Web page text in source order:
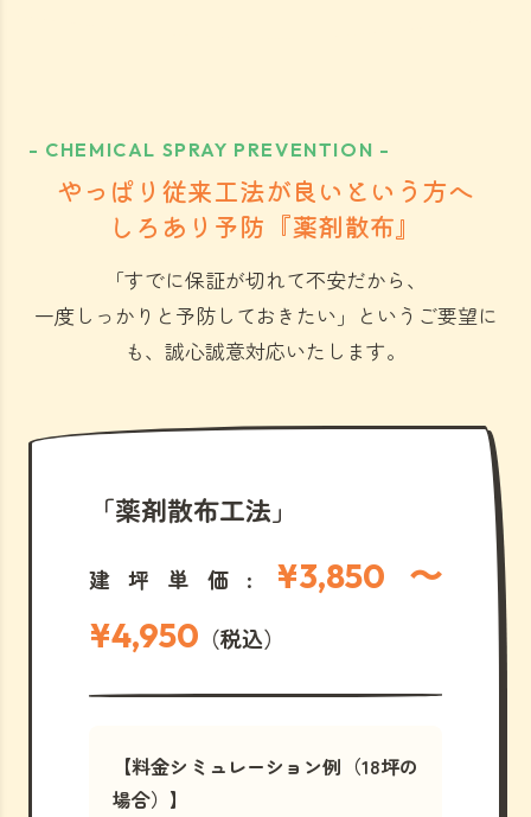
- CHEMICAL SPRAY PREVENTION -
やっぱり従来工法が良いという方へ
しろあり予防『薬剤散布』
「すでに保証が切れて不安だから、
一度しっかりと予防しておきたい」 というご要望に
も、誠心誠意対応いたします。
「薬剤散布工法」
建坪単価: ¥3,850 〜
¥4,950 （税込）
【料金シミュレーション例（18坪の
場合）】